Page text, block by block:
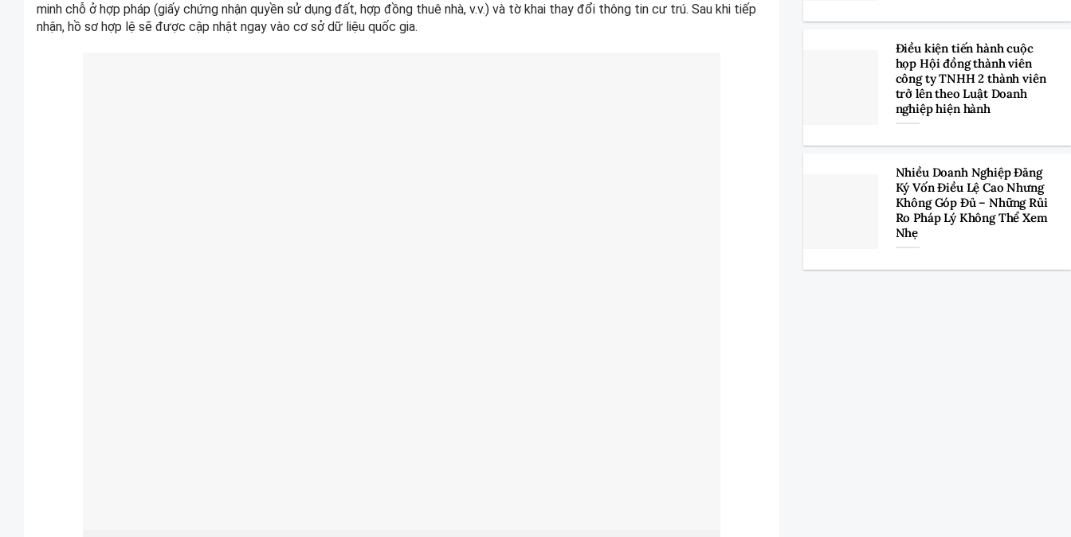
minh chỗ ở hợp pháp (giấy chứng nhận quyền sử dụng đất, hợp đồng thuê nhà, v.v.) và tờ khai thay đổi thông tin cư trú. Sau khi tiếp
nhận, hồ sơ hợp lệ sẽ được cập nhật ngay vào cơ sở dữ liệu quốc gia.
Điều kiện tiến hành cuộc
họp Hội đồng thành viên
công ty TNHH 2 thành viên
trở lên theo Luật Doanh
nghiệp hiện hành
Nhiều Doanh Nghiệp Đăng
Ký Vốn Điều Lệ Cao Nhưng
Không Góp Đủ – Những Rủi
Ro Pháp Lý Không Thể Xem
Nhẹ